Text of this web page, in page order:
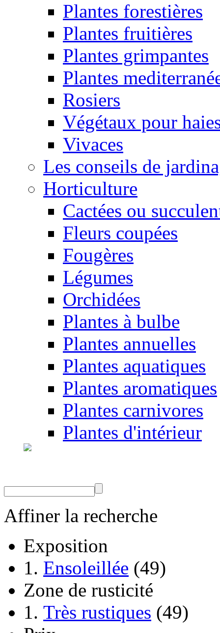
Plantes forestières
Plantes fruitières
Plantes grimpantes
Plantes
Rosiers
Végétaux pour
Vivaces
Les conseils de
Horticulture
Cactées ou
Fleurs coupées
Fougères
Légumes
Orchidées
Plantes à bulbe
Plantes annuelles
Plantes aquatiques
Plantes aromatiques
Plantes carnivores
Plantes d'intérieur
Affiner la recherche
Exposition
Ensoleillée (49)
Zone de rusticité
Très rustiques (49)